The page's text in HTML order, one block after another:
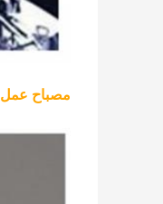
مصباح عمل 2 في 1 لفحص Underhood مع مصباح شعلة قطعة واحدة